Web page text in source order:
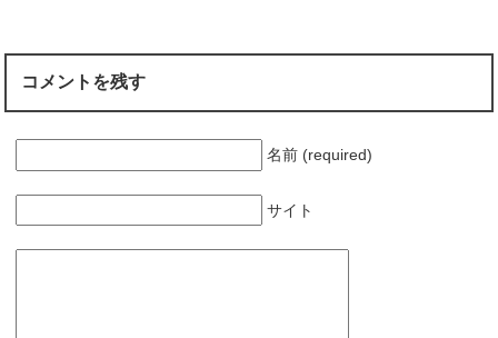
コメントを残す
名前 (required)
サイト